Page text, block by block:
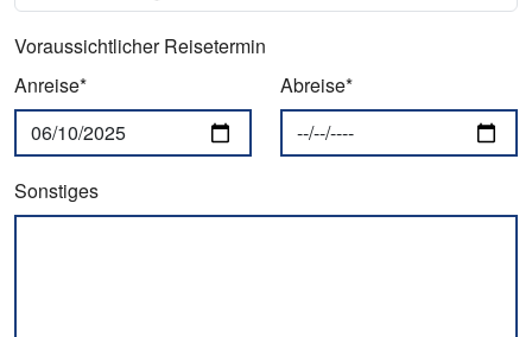
Voraussichtlicher Reisetermin
Anreise*
Abreise*
Sonstiges